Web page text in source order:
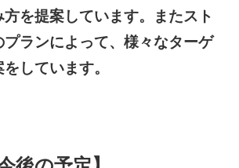
を提案しています。またスト
プランによって、様々なターゲ
しています。